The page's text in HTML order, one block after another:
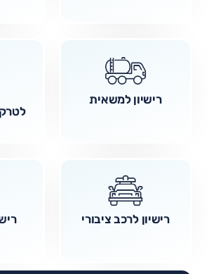
רישיון למשאית
רישיון לרכב ציבורי